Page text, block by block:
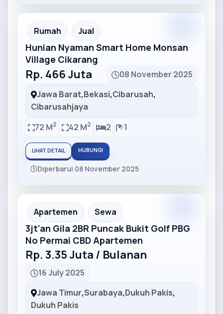
Partner Ad
Rumah Jual
Hunian Nyaman Smart Home Monsan
Village Cikarang
Rp. 466 Juta
08 November 2025
Jawa Barat,Bekasi,Cibarusah,
Cibarusahjaya
72 M2 42 M2 2 1
LIHAT DETAIL HUBUNGI
Diperbarui 08 November 2025
Partner Ad
Apartemen Sewa
3jt'an Gila 2BR Puncak Bukit Golf PBG
No Permai CBD Apartemen
Rp. 3.35 Juta / Bulanan
16 July 2025
Jawa Timur,Surabaya,Dukuh Pakis,
Dukuh Pakis